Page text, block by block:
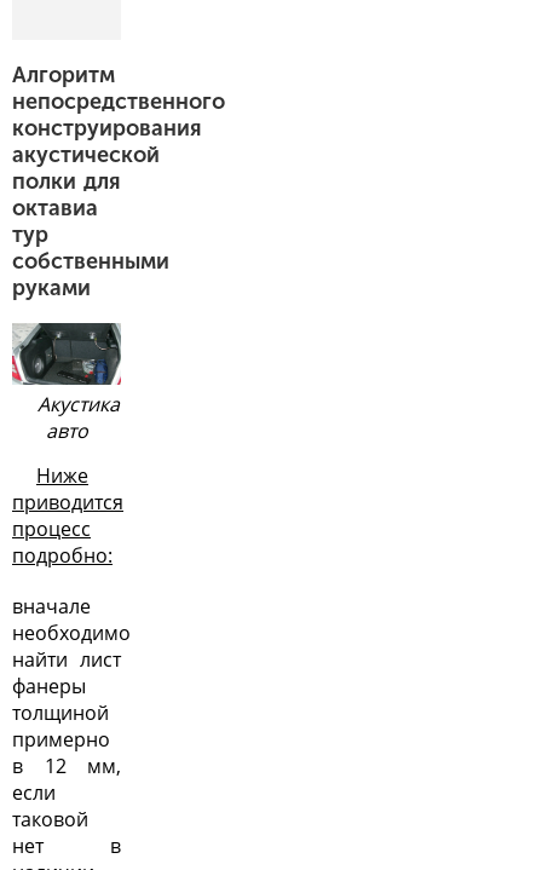
Алгоритм
непосредственного
конструирования
акустической
полки для
октавиа
тур
собственными
руками
Акустика
авто
Ниже
приводится
процесс
подробно:
вначале
необходимо
найти лист
фанеры
толщиной
примерно
в 12 мм,
если
таковой
нет в